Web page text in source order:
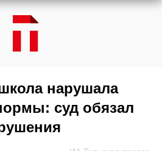
нарушала
суд обязал